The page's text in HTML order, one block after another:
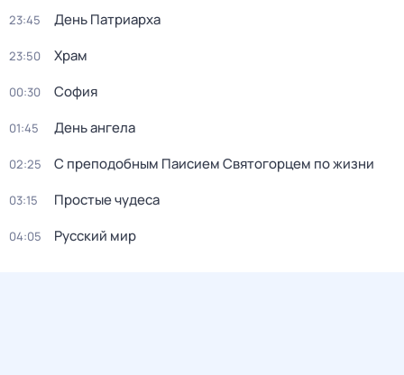
23:45 День Патриарха
23:50 Храм
00:30 София
01:45 День ангела
02:25 С преподобным Паисием Святогорцем по жизни
03:15 Простые чудеса
04:05 Русский мир